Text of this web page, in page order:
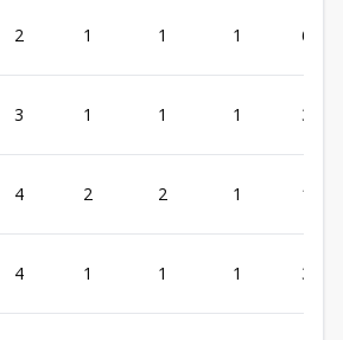
2 1 1 1 65.81
3 1 1 1 36
4 2 2 1 186
4 1 1 1 36.43